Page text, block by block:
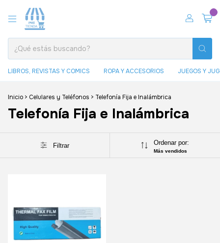
LIBROS, REVISTAS Y COMICS ROPA Y ACCESORIOS JUEGOS Y
Inicio > Celulares y Teléfonos > Telefonía Fija e Inalámbrica
Telefonía Fija e Inalámbrica
Filtrar Ordenar por:
Más vendidos